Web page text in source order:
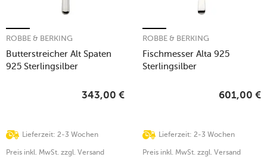
Butterstreicher Alt Spaten
925 Sterlingsilber
ROBBE & BERKING
Lieferzeit: 2-3 Wochen
343,00 €
Preis inkl. MwSt. zzgl. Versand
Fischmesser Alta 925
Sterlingsilber
ROBBE & BERKING
Lieferzeit: 2-3 Wochen
601,00 €
Preis inkl. MwSt. zzgl. Versand